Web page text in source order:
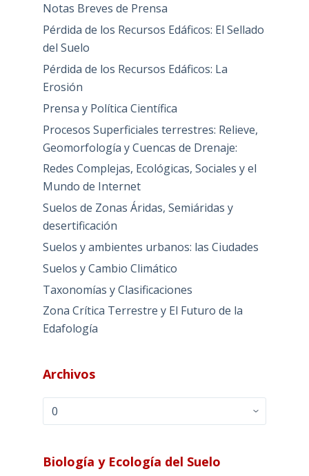
Notas Breves de Prensa
Pérdida de los Recursos Edáficos: El Sellado
del Suelo
Pérdida de los Recursos Edáficos: La
Erosión
Prensa y Política Científica
Procesos Superficiales terrestres: Relieve,
Geomorfología y Cuencas de Drenaje:
Redes Complejas, Ecológicas, Sociales y el
Mundo de Internet
Suelos de Zonas Áridas, Semiáridas y
desertificación
Suelos y ambientes urbanos: las Ciudades
Suelos y Cambio Climático
Taxonomías y Clasificaciones
Zona Crítica Terrestre y El Futuro de la
Edafología
Archivos
Archivos
Biología y Ecología del Suelo